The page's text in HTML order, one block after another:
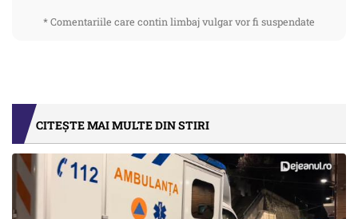
* Comentariile care contin limbaj vulgar vor fi suspendate
CITEȘTE MAI MULTE DIN STIRI